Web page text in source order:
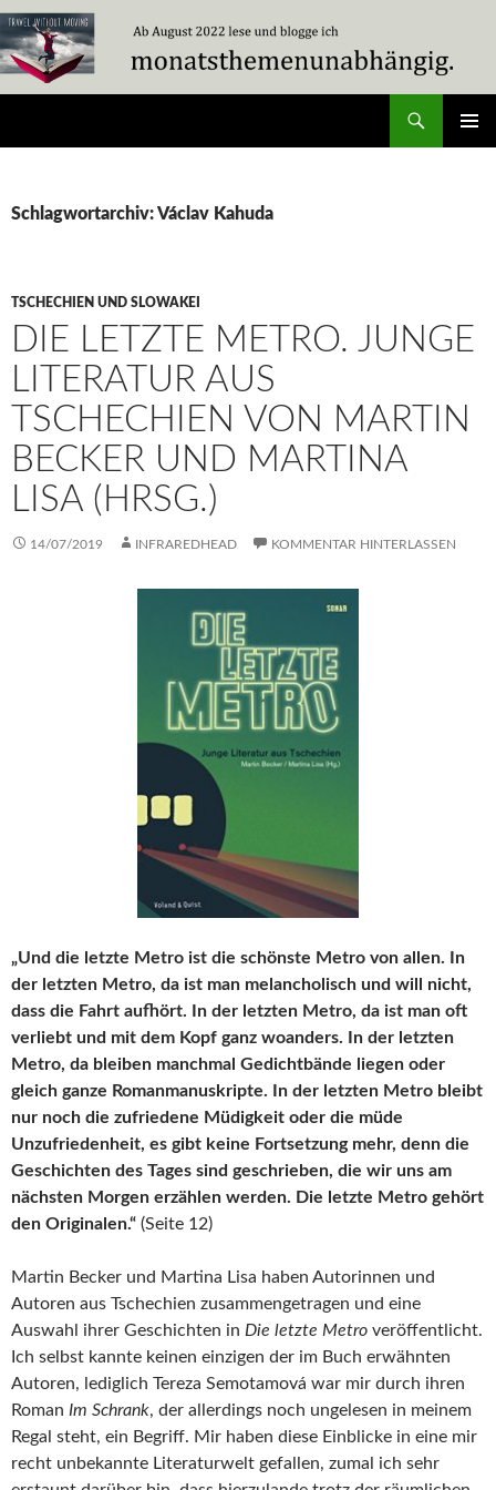
Zum
Inhalt
springen
Schlagwortarchiv: Václav Kahuda
TSCHECHIEN UND SLOWAKEI
DIE LETZTE METRO. JUNGE
LITERATUR AUS
TSCHECHIEN VON MARTIN
BECKER UND MARTINA
LISA (HRSG.)
14/07/2019 INFRAREDHEAD KOMMENTAR HINTERLASSEN
„Und die letzte Metro ist die schönste Metro von allen. In
der letzten Metro, da ist man melancholisch und will nicht,
dass die Fahrt aufhört. In der letzten Metro, da ist man oft
verliebt und mit dem Kopf ganz woanders. In der letzten
Metro, da bleiben manchmal Gedichtbände liegen oder
gleich ganze Romanmanuskripte. In der letzten Metro bleibt
nur noch die zufriedene Müdigkeit oder die müde
Unzufriedenheit, es gibt keine Fortsetzung mehr, denn die
Geschichten des Tages sind geschrieben, die wir uns am
nächsten Morgen erzählen werden. Die letzte Metro gehört
den Originalen.“ (Seite 12)
Martin Becker und Martina Lisa haben Autorinnen und
Autoren aus Tschechien zusammengetragen und eine
Auswahl ihrer Geschichten in Die letzte Metro veröffentlicht.
Ich selbst kannte keinen einzigen der im Buch erwähnten
Autoren, lediglich Tereza Semotamová war mir durch ihren
Roman Im Schrank, der allerdings noch ungelesen in meinem
Regal steht, ein Begriff. Mir haben diese Einblicke in eine mir
recht unbekannte Literaturwelt gefallen, zumal ich sehr